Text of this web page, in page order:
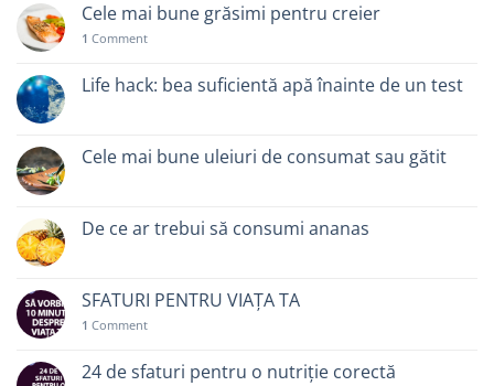
Cele mai bune grăsimi pentru creier
1 Comment
Life hack: bea suficientă apă înainte de un test
Cele mai bune uleiuri de consumat sau gătit
De ce ar trebui să consumi ananas
SFATURI PENTRU VIAȚA TA
1 Comment
24 de sfaturi pentru o nutriție corectă